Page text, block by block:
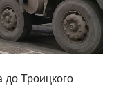
до Троицкого